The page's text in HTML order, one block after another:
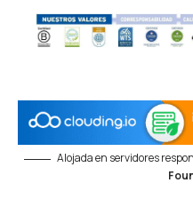
Alojada en servidores